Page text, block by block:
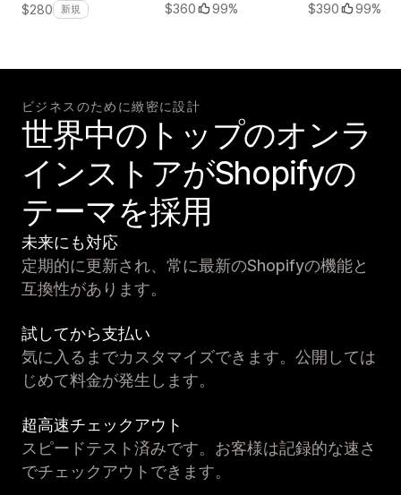
$280
新規
$360
99%
$390
99%
ビジネスのために緻密に設計
世界中のトップのオンラ
インストアがShopifyの
テーマを採用
未来にも対応
定期的に更新され、常に最新のShopifyの機能と
互換性があります。
試してから支払い
気に入るまでカスタマイズできます。公開しては
じめて料金が発生します。
超高速チェックアウト
スピードテスト済みです。お客様は記録的な速さ
でチェックアウトできます。